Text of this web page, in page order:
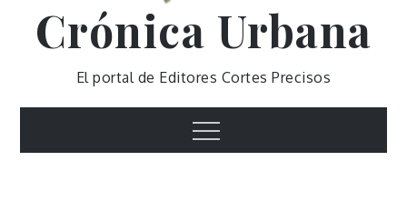
Crónica Urbana
El portal de Editores Cortes Precisos
Menu